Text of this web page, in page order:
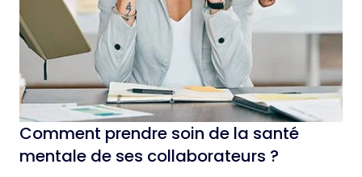
Comment prendre soin de la santé
mentale de ses collaborateurs ?